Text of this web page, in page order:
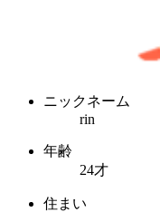
ニックネーム
rin
年齢
24才
住まい